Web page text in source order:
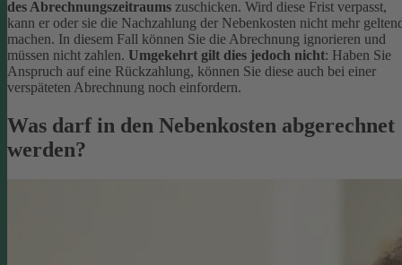
des Abrechnungszeitraums zuschicken. Wird diese Frist verpasst,
kann er oder sie die Nachzahlung der Nebenkosten nicht mehr
machen. In diesem Fall können Sie die Abrechnung ignorieren und
müssen nicht zahlen. Umgekehrt gilt dies jedoch nicht: Haben Sie
Anspruch auf eine Rückzahlung, können Sie diese auch bei einer
verspäteten Abrechnung noch einfordern.
Was darf in den Nebenkosten abgerechnet
werden?